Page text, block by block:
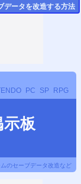
PC SP RPG
板
のセーブデータ改造など
データを改造する方法